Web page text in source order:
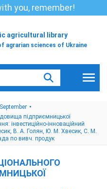
you, remember!
agricultural library
agrarian sciences of Ukraine
September
підприємницької
інвестиційно-інноваційний
В. А. Голян, Ю. М. Хвесик, С. М.
по вивч. продук